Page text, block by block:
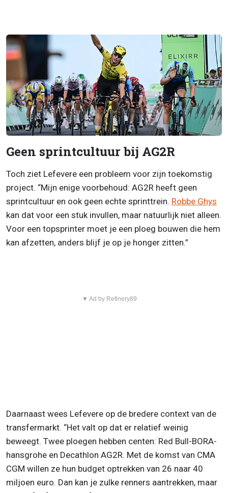
Geen sprintcultuur bij AG2R
Toch ziet Lefevere een probleem voor zijn toekomstig
project. “Mijn enige voorbehoud: AG2R heeft geen
sprintcultuur en ook geen echte sprinttrein. Robbe Ghys
kan dat voor een stuk invullen, maar natuurlijk niet alleen.
Voor een topsprinter moet je een ploeg bouwen die hem
kan afzetten, anders blijf je op je honger zitten.”
▼ Ad by Refinery89
Daarnaast wees Lefevere op de bredere context van de
transfermarkt. “Het valt op dat er relatief weinig
beweegt. Twee ploegen hebben centen: Red Bull-BORA-
hansgrohe en Decathlon AG2R. Met de komst van CMA
CGM willen ze hun budget optrekken van 26 naar 40
miljoen euro. Dan kan je zulke renners aantrekken, maar